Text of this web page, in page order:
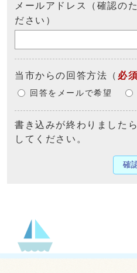
メールアドレス（確認の
ださい）
当市からの回答方法 （ 必須
回答をメールで希望
書き込みが終わりました
してください。
確